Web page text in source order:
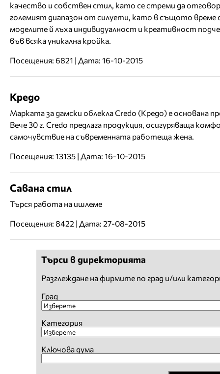
качество и собствен стил, като се стреми да
големият диапазон от силуети, като в същото време
моделите й лъха индивидуалност и креативност
във всяка уникална кройка.
Посещения: 6821 | Дата: 16-10-2015
Кредо
Марката за дамски облекла Credo (Кредо) е основана
Вече 30 г. Credo предлага продукция, осигуряваща
самочувствие на съвременната работеща жена.
Посещения: 13135 | Дата: 16-10-2015
Савана стил
Търся работа на ишлеме
Посещения: 8422 | Дата: 27-08-2015
Търси в директорията
Разглеждане на фирмите по град и/или
Град
Категория
Ключова дума